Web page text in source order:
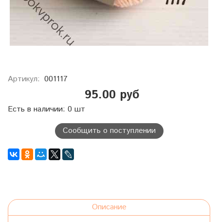
Артикул: 001117
95.00 руб
Есть в наличии: 0 шт
Сообщить о поступлении
Описание